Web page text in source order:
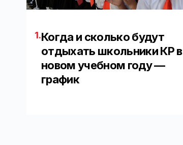
1.Когда и сколько будут
отдыхать школьники КР в
новом учебном году —
график